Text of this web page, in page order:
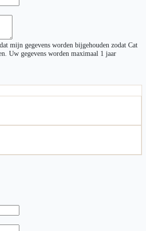
mijn gegevens worden bijgehouden zodat Cat
Uw gegevens worden maximaal 1 jaar